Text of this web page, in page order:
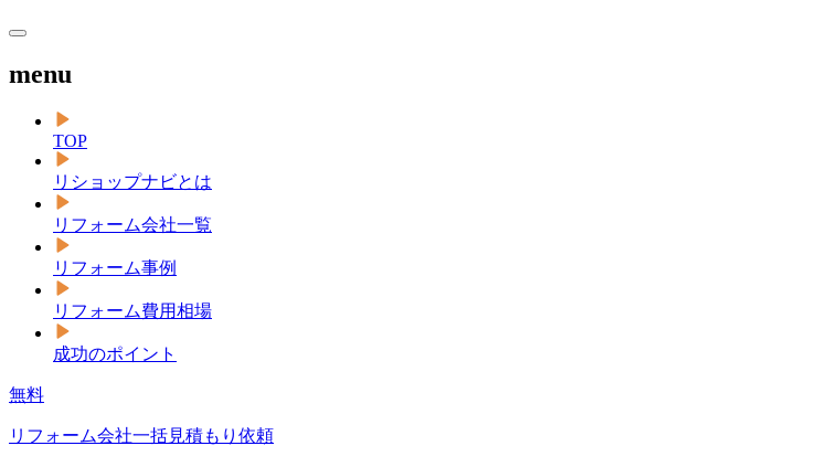
menu
TOP
リショップナビとは
リフォーム会社一覧
リフォーム事例
リフォーム費用相場
成功のポイント
無料
リフォーム会社一括見積もり依頼